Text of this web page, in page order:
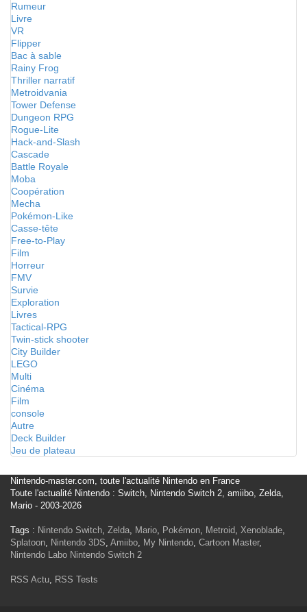
Rumeur
Livre
VR
Flipper
Bac à sable
Rainy Frog
Thriller narratif
Metroidvania
Tower Defense
Dungeon RPG
Rogue-Lite
Hack-and-Slash
Cascade
Battle Royale
Moba
Coopération
Mecha
Pokémon-Like
Casse-tête
Free-to-Play
Film
Horreur
FMV
Survie
Exploration
Livres
Tactical-RPG
Twin-stick shooter
City Builder
LEGO
Multi
Cinéma
Film
console
Autre
Deck Builder
Jeu de plateau
Nintendo-master.com, toute l'actualité Nintendo en France
Toute l'actualité Nintendo : Switch, Nintendo Switch 2, amiibo, Zelda,
Mario - 2003-2026
Tags : Nintendo Switch, Zelda, Mario, Pokémon, Metroid, Xenoblade,
Splatoon, Nintendo 3DS, Amiibo, My Nintendo, Cartoon Master,
Nintendo Labo Nintendo Switch 2
RSS Actu, RSS Tests